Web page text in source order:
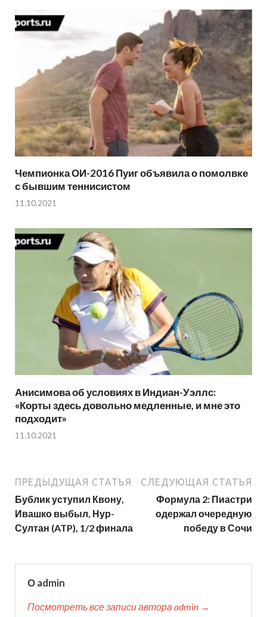
Чемпионка ОИ-2016 Пуиг объявила о помолвке
с бывшим теннисистом
11.10.2021
Анисимова об условиях в Индиан-Уэллс:
«Корты здесь довольно медленные, и мне это
подходит»
11.10.2021
ПРЕДЫДУЩАЯ СТАТЬЯ
Бублик уступил Квону,
Ивашко выбыл, Нур-
Султан (ATP), 1/2 финала
СЛЕДУЮЩАЯ СТАТЬЯ
Формула 2: Пиастри
одержал очередную
победу в Сочи
О admin
Посмотреть все записи автора admin →